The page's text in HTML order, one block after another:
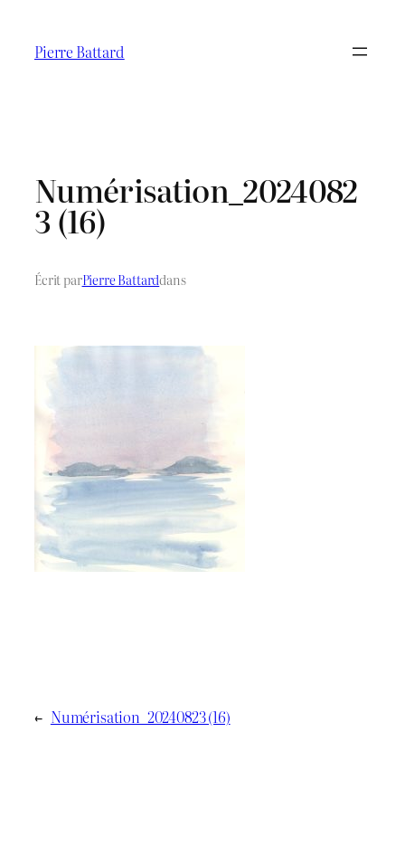
contenu
Pierre Battard
Numérisation_2024082
3 (16)
Écrit parPierre Battarddans
← Numérisation_20240823 (16)